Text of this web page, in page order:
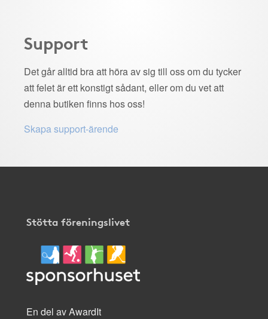
Support
Det går alltid bra att höra av sig till oss om du tycker
att felet är ett konstigt sådant, eller om du vet att
denna butiken finns hos oss!
Skapa support-ärende
Stötta föreningslivet
En del av AwardIt